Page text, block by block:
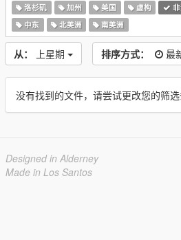
洛杉矶
加州 美国 虚构
中东
北美洲 南美洲
从： 上星期 排序方式： 最
没有找到的文件，请尝试更改您的筛选
Designed in Alderney
Made in Los Santos